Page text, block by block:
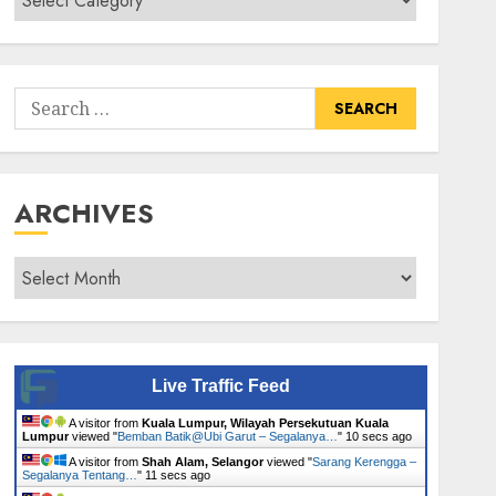
Senarai
Tumbuhan
Search
for:
ARCHIVES
Archives
Live Traffic Feed
A visitor from Kuala Lumpur, Wilayah Persekutuan Kuala
Lumpurviewed "Bemban Batik@Ubi Garut – Segalanya… " 11 secs ago
A visitor from Shah Alam, Selangorviewed "Sarang Kerengga –
Segalanya Tentang… " 12 secs ago